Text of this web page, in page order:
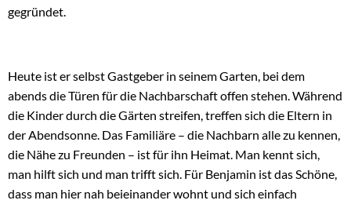
gegründet.
Heute ist er selbst Gastgeber in seinem Garten, bei dem
abends die Türen für die Nachbarschaft offen stehen. Während
die Kinder durch die Gärten streifen, treffen sich die Eltern in
der Abendsonne. Das Familiäre – die Nachbarn alle zu kennen,
die Nähe zu Freunden – ist für ihn Heimat. Man kennt sich,
man hilft sich und man trifft sich. Für Benjamin ist das Schöne,
dass man hier nah beieinander wohnt und sich einfach